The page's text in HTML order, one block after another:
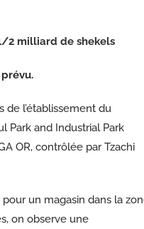
2 milliard de shekels
de l’établissement du
Park and Industrial Park
OR, contrôlée par Tzachi
un magasin dans la
on observe une